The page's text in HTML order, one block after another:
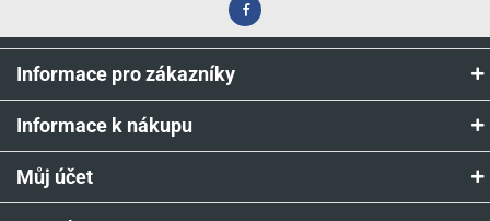
Informace pro zákazníky
Informace k nákupu
Můj účet